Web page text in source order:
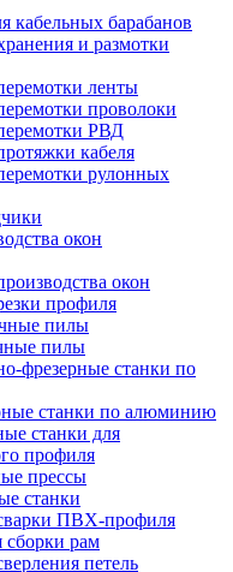
кабельных барабанов
и размотки
ленты
проволоки
РВД
кабеля
рулонных
окон
окон
профиля
пилы
пилы
фрезерные станки по
станки по алюминию
станки для
профиля
прессы
станки
ПВХ-профиля
сборки рам
петель